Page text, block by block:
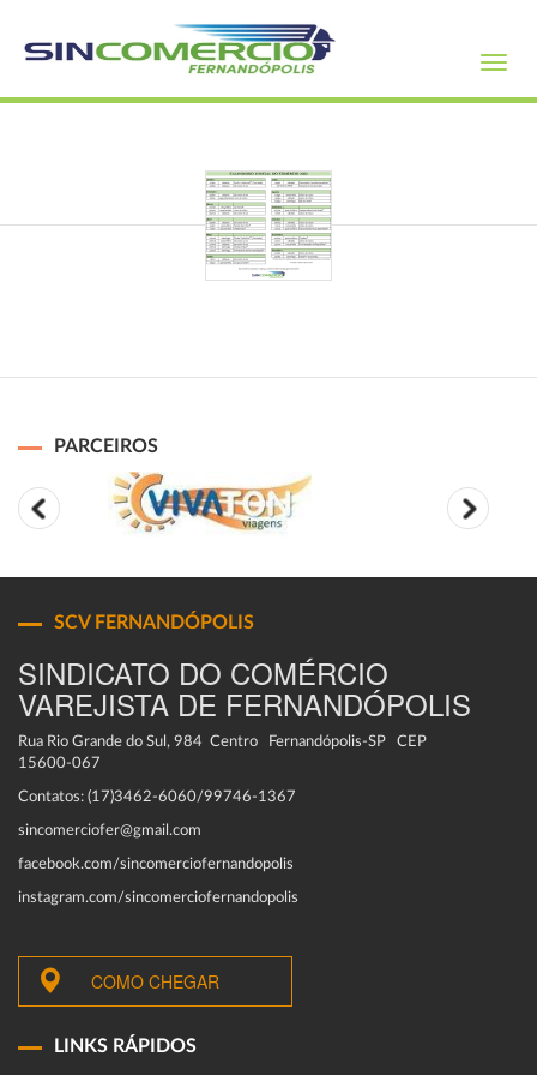
PARCEIROS
SCV FERNANDÓPOLIS
SINDICATO DO COMÉRCIO
VAREJISTA DE FERNANDÓPOLIS
Rua Rio Grande do Sul, 984 Centro Fernandópolis-SP CEP
15600-067
Contatos: (17)3462-6060/99746-1367
sincomerciofer@gmail.com
facebook.com/sincomerciofernandopolis
instagram.com/sincomerciofernandopolis
COMO CHEGAR
LINKS RÁPIDOS